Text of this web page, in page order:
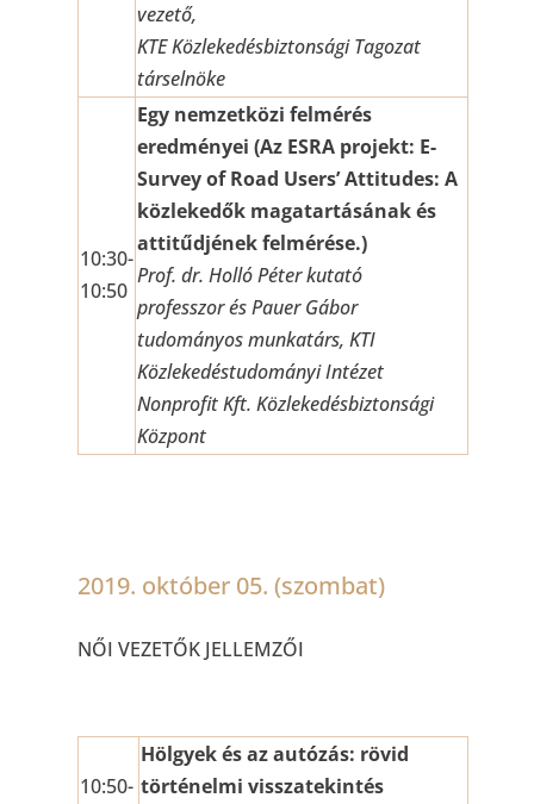
vezető,
KTE Közlekedésbiztonsági Tagozat
társelnöke
10:30-
10:50
Egy nemzetközi felmérés
eredményei (Az ESRA projekt: E-
Survey of Road Users’ Attitudes: A
közlekedők magatartásának és
attitűdjének felmérése.)
Prof. dr. Holló Péter kutató
professzorés Pauer Gábor
tudományos munkatárs, KTI
Közlekedéstudományi Intézet
Nonprofit Kft. Közlekedésbiztonsági
Központ
2019. október 05. (szombat)
NŐI VEZETŐK JELLEMZŐI
10:50-
Hölgyek és az autózás: rövid
történelmi visszatekintés